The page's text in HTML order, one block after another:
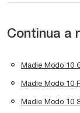
Continua a
Madie Modo 10
Madie Modo 10
Madie Modo 10